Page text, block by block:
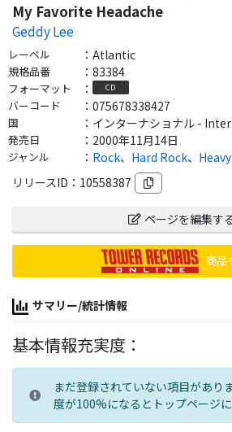
My Favorite Headache
Geddy Lee
レーベル ： Atlantic
規格品番 ： 83384
フォーマット ： CD
バーコード ： 075678338427
国 ： インターナショナル -
発売日 ： 2000年11月14日
ジャンル ： Rock、 Hard Rock、
リリースID： 10558387
ページを編集す
商品
サマリー/統計情報
基本情報充実度：
まだ登録されていない項目があり
度が100%になるとトップページに